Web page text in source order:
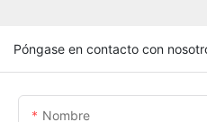
Póngase en contacto con
Nombre